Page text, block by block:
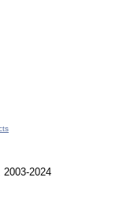
2024